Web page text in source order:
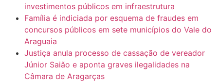
investimentos públicos em infraestrutura
Família é indiciada por esquema de fraudes em
concursos públicos em sete municípios do Vale do
Araguaia
Justiça anula processo de cassação de vereador
Júnior Saião e aponta graves ilegalidades na
Câmara de Aragarças